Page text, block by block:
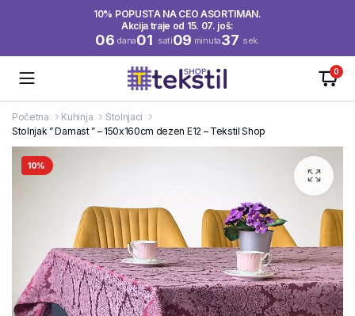
10% POPUSTA NA CEO ASORTIMAN.
Akcija traje od 15. 07. još:
06 dana01 sati09 minuta37 sek.
0
Početna Kuhinja
Stolnjaci
Stolnjak ” Damast ” – 150x160cm dezen E12 – Tekstil Shop
10%